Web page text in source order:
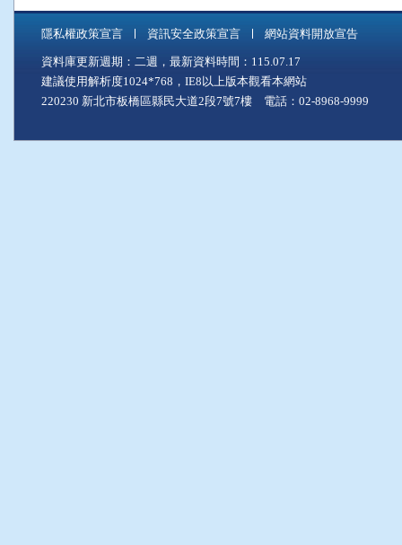
隱私權政策宣言 資訊安全政策宣言 網站資料開放宣告
資料庫更新週期：二週，最新資料時間：115.07.17
建議使用解析度1024*768，IE8以上版本觀看本網站
220230 新北市板橋區縣民大道2段7號7樓 電話：02-8968-9999